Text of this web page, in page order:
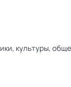
культуры,